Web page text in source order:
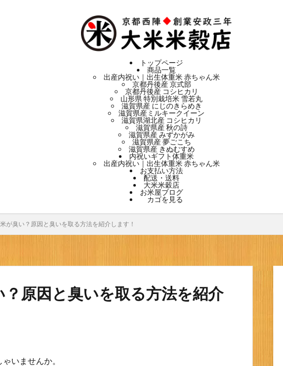
トップページ
商品一覧
出産内祝い｜出生体重米 赤ちゃん米
京都丹後産 京式部
京都丹後産 コシヒカリ
山形県 特別栽培米 雪若丸
滋賀県産 にじのきらめき
滋賀県産ミルキークイーン
滋賀県湖北産 コシヒカリ
滋賀県産 秋の詩
滋賀県産 みずかがみ
滋賀県産 夢ごこち
滋賀県産 きぬむすめ
内祝いギフト体重米
出産内祝い｜出生体重米 赤ちゃん米
お支払い方法
配送・送料
大米米穀店
お米屋ブログ
カゴを見る
が臭い？原因と臭いを取る方法を紹介します！
原因と臭いを取る方法を紹介
いませんか。